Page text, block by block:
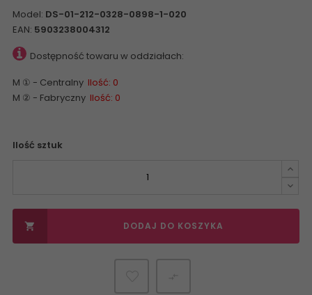
Model: DS-01-212-0328-0898-1-020
EAN: 5903238004312
Dostępność towaru w oddziałach:
M ① - Centralny Ilość: 0
M ② - Fabryczny Ilość: 0
Ilość sztuk
 DODAJ DO KOSZYKA